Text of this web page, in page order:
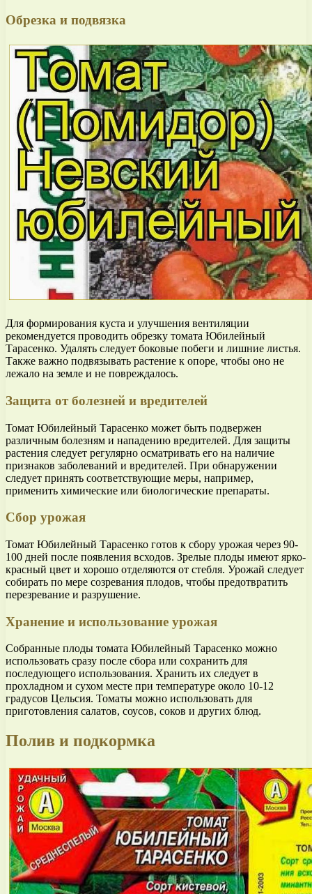
Обрезка и подвязка
Для формирования куста и улучшения вентиляции
рекомендуется проводить обрезку томата Юбилейный
Тарасенко. Удалять следует боковые побеги и лишние листья.
Также важно подвязывать растение к опоре, чтобы оно не
лежало на земле и не повреждалось.
Защита от болезней и вредителей
Томат Юбилейный Тарасенко может быть подвержен
различным болезням и нападению вредителей. Для защиты
растения следует регулярно осматривать его на наличие
признаков заболеваний и вредителей. При обнаружении
следует принять соответствующие меры, например,
применить химические или биологические препараты.
Сбор урожая
Томат Юбилейный Тарасенко готов к сбору урожая через 90-
100 дней после появления всходов. Зрелые плоды имеют ярко-
красный цвет и хорошо отделяются от стебля. Урожай следует
собирать по мере созревания плодов, чтобы предотвратить
перезревание и разрушение.
Хранение и использование урожая
Собранные плоды томата Юбилейный Тарасенко можно
использовать сразу после сбора или сохранить для
последующего использования. Хранить их следует в
прохладном и сухом месте при температуре около 10-12
градусов Цельсия. Томаты можно использовать для
приготовления салатов, соусов, соков и других блюд.
Полив и подкормка